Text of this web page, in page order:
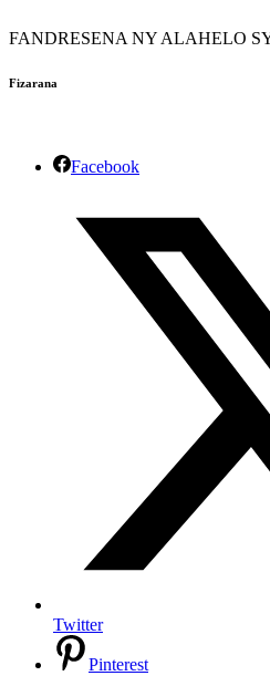
FANDRESENA NY ALAHELO
Fizarana
Facebook
Twitter
Pinterest